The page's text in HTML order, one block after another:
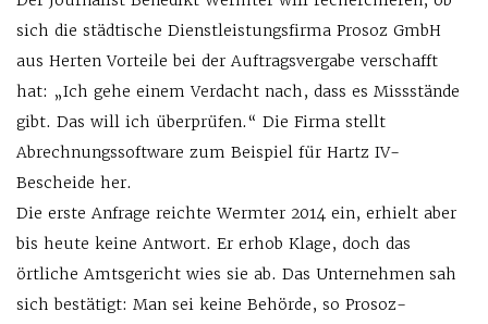
sich die städtische Dienstleistungsfirma Prosoz GmbH
aus Herten Vorteile bei der Auftragsvergabe verschafft
hat: „Ich gehe einem Verdacht nach, dass es Missstände
gibt. Das will ich überprüfen.“ Die Firma stellt
Abrechnungssoftware zum Beispiel für Hartz IV-
Bescheide her.
Die erste Anfrage reichte Wermter 2014 ein, erhielt aber
bis heute keine Antwort. Er erhob Klage, doch das
örtliche Amtsgericht wies sie ab. Das Unternehmen sah
sich bestätigt: Man sei keine Behörde, so Prosoz-